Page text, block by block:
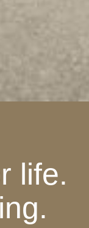
life.